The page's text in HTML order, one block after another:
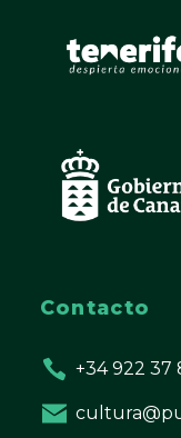
Contacto
+34 922 37